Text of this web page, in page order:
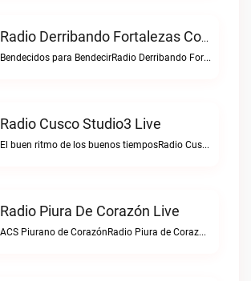
Radio Derribando Fortalezas Con Cristo Live
Bendecidos para BendecirRadio Derribando Fortalezas con Cristo live
Radio Cusco Studio3 Live
El buen ritmo de los buenos tiemposRadio Cusco Studio3 live
Radio Piura De Corazón Live
ACS Piurano de CorazónRadio Piura de Corazón live